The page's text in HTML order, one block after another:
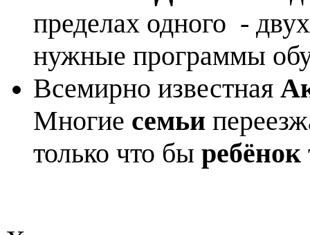
пределах одного -
нужные программы
Всемирно известная
Многие семьи
только что бы ребёнок